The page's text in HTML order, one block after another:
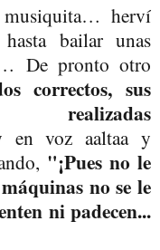
herví
bailar unas
De pronto otro
correctos, sus
realizadas
voz aaltaa y
"¡Pues no le
no se le
ni padecen...